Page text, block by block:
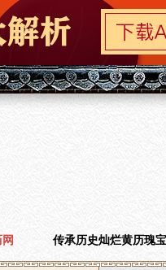
传承历史灿烂黄历瑰宝